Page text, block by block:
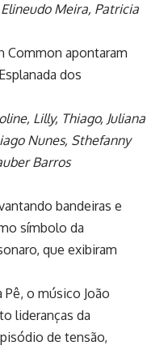
Meira, Patricia
Common apontaram
dos
Lilly, Thiago, Juliana
Nunes, Sthefanny
Barros
bandeiras e
símbolo da
que exibiram
o músico João
lideranças da
de tensão,